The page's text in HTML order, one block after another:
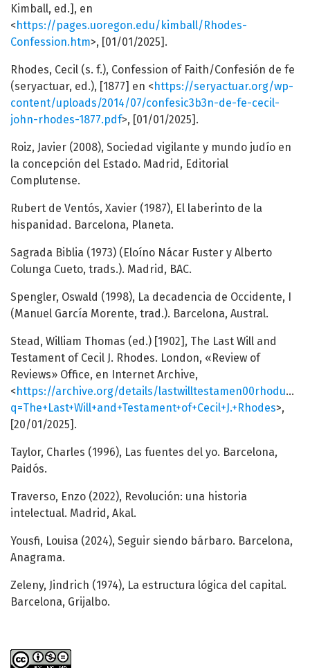
Kimball, ed.], en
<https://pages.uoregon.edu/kimball/Rhodes-
Confession.htm>, [01/01/2025].
Rhodes, Cecil (s. f.), Confession of Faith/Confesión de fe
(seryactuar, ed.), [1877] en <https://seryactuar.org/wp-
content/uploads/2014/07/confesic3b3n-de-fe-cecil-
john-rhodes-1877.pdf>, [01/01/2025].
Roiz, Javier (2008), Sociedad vigilante y mundo judío en
la concepción del Estado. Madrid, Editorial
Complutense.
Rubert de Ventós, Xavier (1987), El laberinto de la
hispanidad. Barcelona, Planeta.
Sagrada Biblia (1973) (Eloíno Nácar Fuster y Alberto
Colunga Cueto, trads.). Madrid, BAC.
Spengler, Oswald (1998), La decadencia de Occidente, I
(Manuel García Morente, trad.). Barcelona, Austral.
Stead, William Thomas (ed.) [1902], The Last Will and
Testament of Cecil J. Rhodes. London, «Review of
Reviews» Office, en Internet Archive,
<https://archive.org/details/lastwilltestamen00rhoduoft/
q=The+Last+Will+and+Testament+of+Cecil+J.+Rhodes>,
[20/01/2025].
Taylor, Charles (1996), Las fuentes del yo. Barcelona,
Paidós.
Traverso, Enzo (2022), Revolución: una historia
intelectual. Madrid, Akal.
Yousfi, Louisa (2024), Seguir siendo bárbaro. Barcelona,
Anagrama.
Zeleny, Jindrich (1974), La estructura lógica del capital.
Barcelona, Grijalbo.